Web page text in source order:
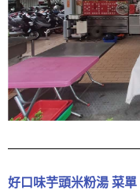
好口味芋頭米粉湯 菜單